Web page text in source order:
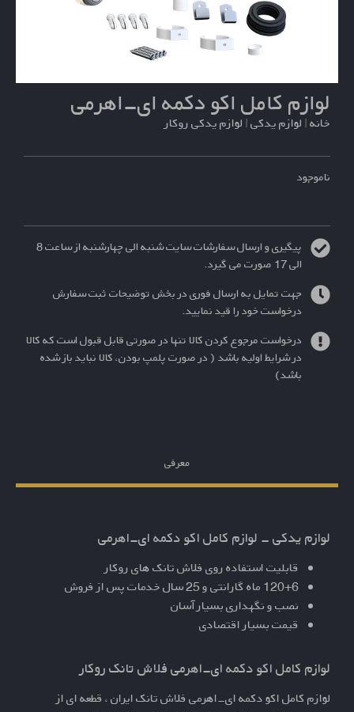
لوازم کامل اکو دکمه ای-اهرمی
خانه| لوازم یدکی| لوازم یدکی روکار
ناموجود
پیگیری و ارسال سفارشات سایت شنبه الی چهارشنبه از ساعت 8
الی 17 صورت می گیرد.
جهت تمایل به ارسال فوری در بخش توضیحات ثبت سفارش
درخواست خود را قید نمایید.
درخواست مرجوع کردن کالا تنها در صورتی قابل قبول است که کالا
در شرایط اولیه باشد ( در صورت پلمپ بودن، کالا نباید باز شده
باشد)
معرفی
لوازم یدکی - لوازم کامل اکو دکمه ای-اهرمی
قابلیت استفاده روی فلاش تانک های روکار
120+6 ماه گارانتی و 25 سال خدمات پس از فروش
نصب و نگهداری بسیار آسان
قیمت بسیار اقتصادی
لوازم کامل اکو دکمه ای-اهرمی فلاش تانک روکار
لوازم کامل اکو دکمه ای-اهرمی فلاش تانک ایران ، قطعه ای از